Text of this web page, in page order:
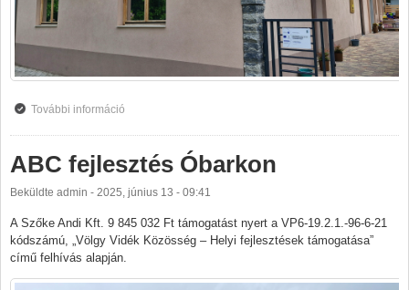
További információ
ABC fejlesztés Óbarkon
Beküldte admin - 2025, június 13 - 09:41
A Szőke Andi Kft. 9 845 032 Ft támogatást nyert a VP6-19.2.1.-96-6-21
kódszámú, „Völgy Vidék Közösség – Helyi fejlesztések támogatása”
című felhívás alapján.